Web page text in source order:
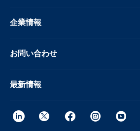
企業情報
お問い合わせ
最新情報